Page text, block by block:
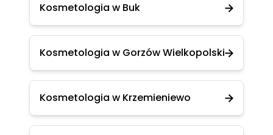
Kosmetologia w Buk
Kosmetologia w Gorzów Wielkopolski
Kosmetologia w Krzemieniewo